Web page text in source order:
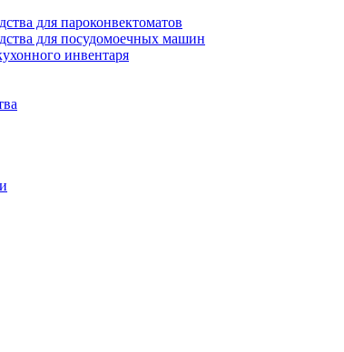
для пароконвектоматов
для посудомоечных машин
инвентаря